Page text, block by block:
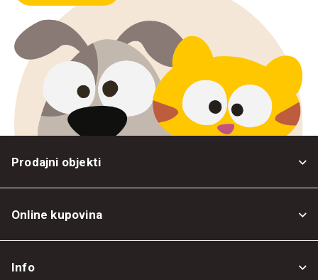
Prodajni objekti
Online kupovina
Info